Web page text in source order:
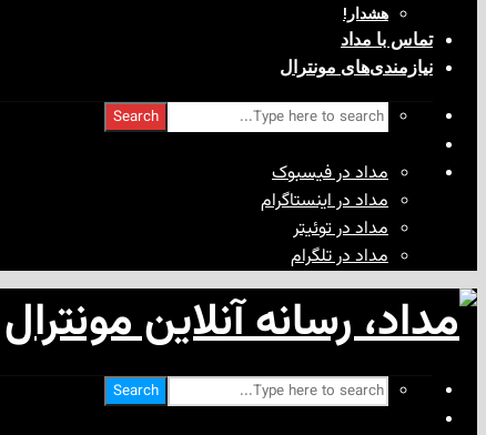
هشدار!
تماس با مداد
نیازمندی‌های مونترال
Search
مداد در فیسبوک
مداد در اینستاگرام
مداد در توئیتر
مداد در تلگرام
Search